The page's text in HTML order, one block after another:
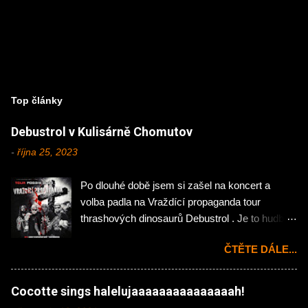
Top články
Debustrol v Kulisárně Chomutov
- října 25, 2023
Po dlouhé době jsem si zašel na koncert a
volba padla na Vraždící propaganda tour
thrashových dinosaurů Debustrol . Je to hudba
návštěvu chomutovské Kulisárny. Koncert
zahájila domácí rock'n'rollová pecka Hejtman .
Na kytaru zde působí Jakub Önslaughter (ex-
Hellocaustor), Ondřej Jáchym (ex- Fenris) a na
ČTĚTE DÁLE...
Cocotte sings halelujaaaaaaaaaaaaaaah!